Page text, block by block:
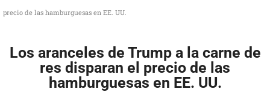
precio de las hamburguesas en EE. UU.
Los aranceles de Trump a la carne de
res disparan el precio de las
hamburguesas en EE. UU.